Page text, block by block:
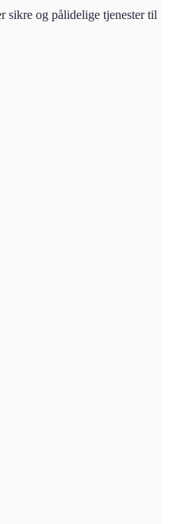
sikre og pålidelige tjenester til